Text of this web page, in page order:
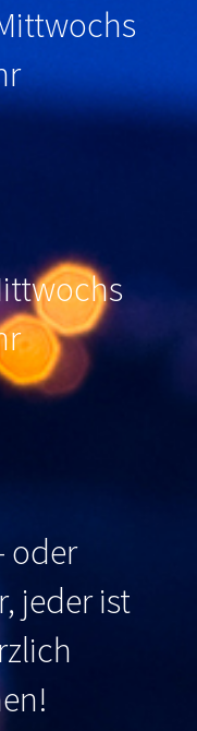
oder
jeder ist
!